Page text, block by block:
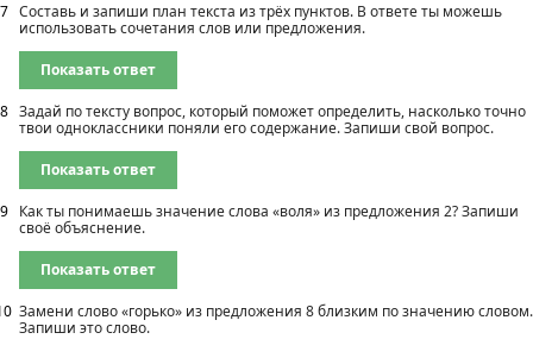
7 Составь и запиши план текста из трёх пунктов. В ответе ты можешь
использовать сочетания слов или предложения.
Показать ответ
8 Задай по тексту вопрос, который поможет определить, насколько точно
твои одноклассники поняли его содержание. Запиши свой вопрос.
Показать ответ
9
Как ты понимаешь значение слова «воля» из предложения 2? Запиши
своё объяснение.
Показать ответ
Замени слово «горько» из предложения 8 близким по значению словом.
Запиши это слово.